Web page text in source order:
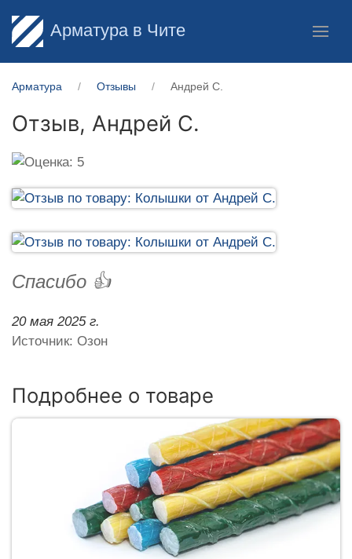
Арматура в Чите
Арматура Отзывы Андрей С.
Отзыв, Андрей С.
Спасибо 👍
20 мая 2025 г.
Источник: Озон
Подробнее о товаре